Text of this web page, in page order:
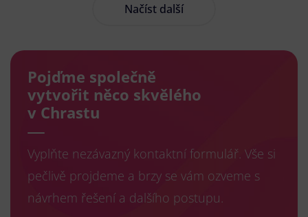
Načíst další
Pojďme společně
vytvořit něco skvělého
v Chrastu
Vyplňte nezávazný kontaktní formulář. Vše si
pečlivě projdeme a brzy se vám ozveme s
návrhem řešení a dalšího postupu.